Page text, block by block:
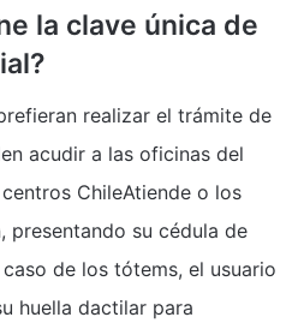
la clave única de
realizar el trámite de
acudir a las oficinas del
ChileAtiende o los
presentando su cédula de
de los tótems, el usuario
huella dactilar para